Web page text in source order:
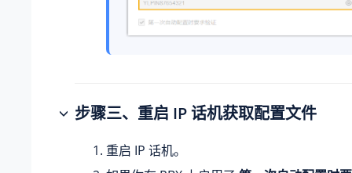
步骤三、重启 IP 话机获取配置文件
重启 IP 话机。